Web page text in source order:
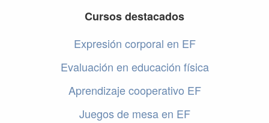
Cursos destacados
Expresión corporal en EF
Evaluación en educación física
Aprendizaje cooperativo EF
Juegos de mesa en EF